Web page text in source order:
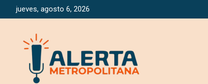
Saltarjueves, agosto 6, 2026